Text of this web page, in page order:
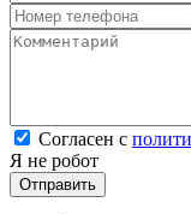
Номер телефона
Комментарий
Согласен с
Согласен с
Я не робот